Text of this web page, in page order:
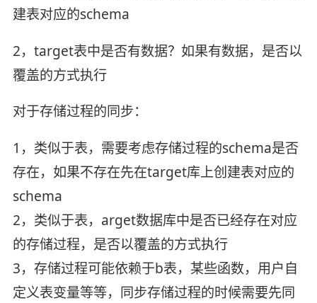
建表对应的schema
2，target表中是否有数据？如果有数据，是否以
覆盖的方式执行
对于存储过程的同步：
1，类似于表，需要考虑存储过程的schema是否
存在，如果不存在先在target库上创建表对应的
schema
2，类似于表，arget数据库中是否已经存在对应
的存储过程，是否以覆盖的方式执行
3，存储过程可能依赖于b表，某些函数，用户自
定义表变量等等，同步存储过程的时候需要先同